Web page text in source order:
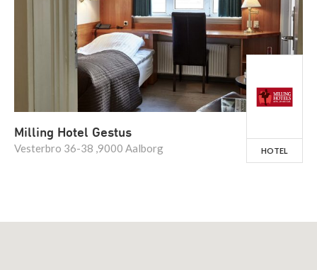
Milling Hotel Gestus
Vesterbro 36-38 ,9000 Aalborg HOTEL